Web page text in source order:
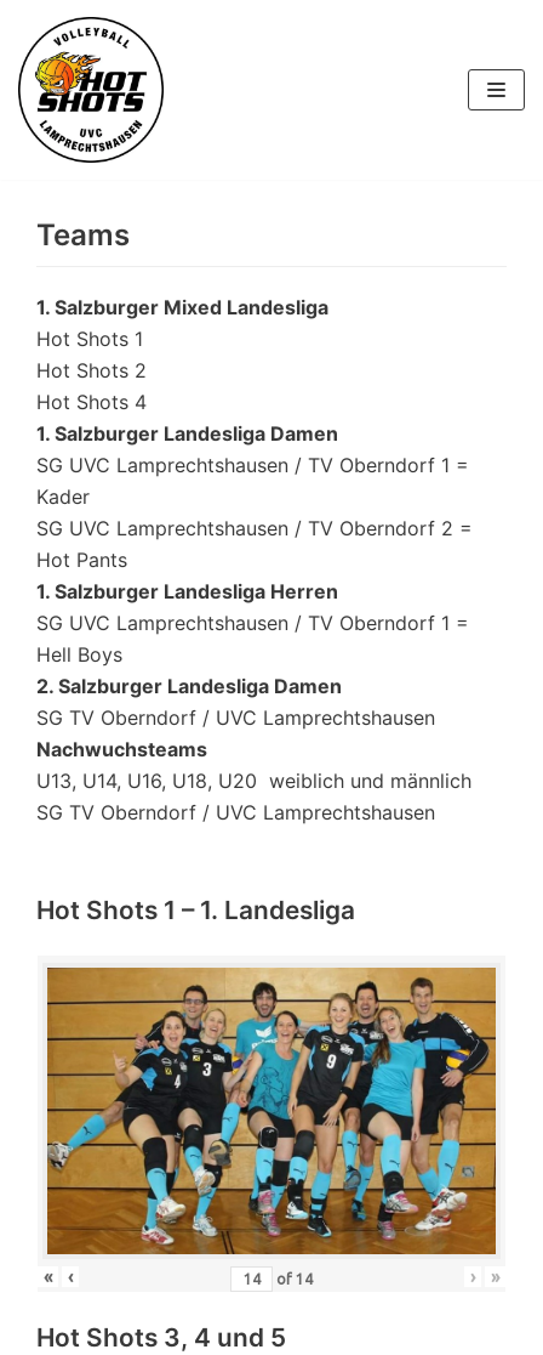
Skip
to
content
Teams
1. Salzburger Mixed Landesliga
Hot Shots 1
Hot Shots 2
Hot Shots 4
1. Salzburger Landesliga Damen
SG UVC Lamprechtshausen / TV Oberndorf 1 =
Kader
SG UVC Lamprechtshausen / TV Oberndorf 2 =
Hot Pants
1. Salzburger Landesliga Herren
SG UVC Lamprechtshausen / TV Oberndorf 1 =
Hell Boys
2. Salzburger Landesliga Damen
SG TV Oberndorf / UVC Lamprechtshausen
Nachwuchsteams
U13, U14, U16, U18, U20 weiblich und männlich
SG TV Oberndorf / UVC Lamprechtshausen
Hot Shots 1 – 1. Landesliga
« ‹ of 14 › »
Hot Shots 3, 4 und 5